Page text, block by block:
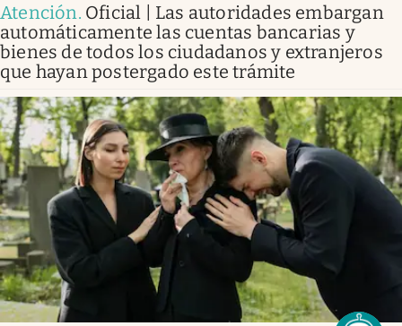
Atención. Oficial | Las autoridades embargan
automáticamente las cuentas bancarias y
bienes de todos los ciudadanos y extranjeros
que hayan postergado este trámite